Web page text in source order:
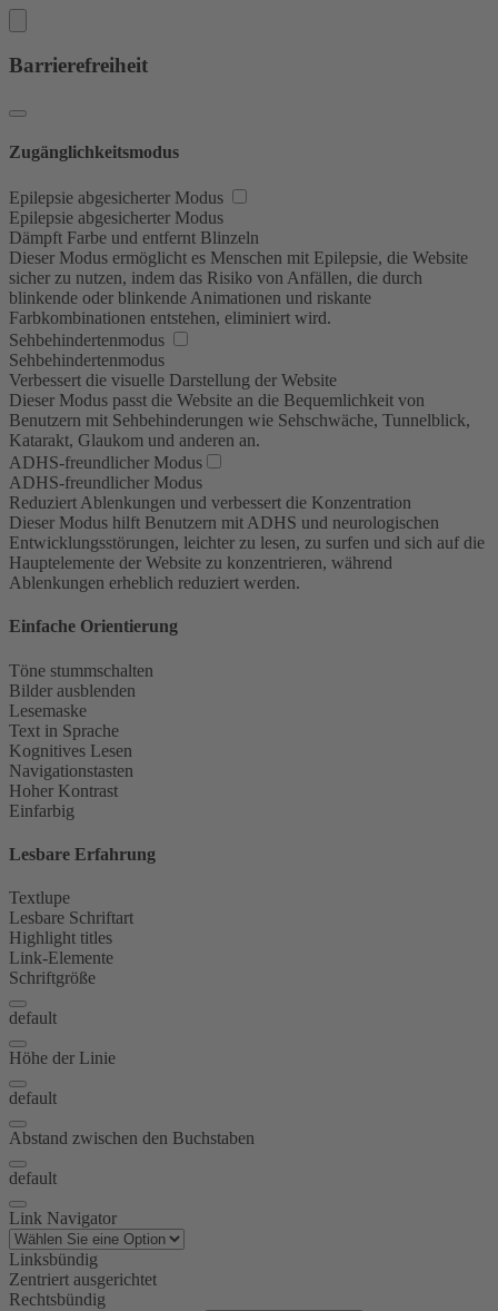
Barrierefreiheit
Zugänglichkeitsmodus
Epilepsie abgesicherter Modus
Epilepsie abgesicherter Modus
Dämpft Farbe und entfernt Blinzeln
Dieser Modus ermöglicht es Menschen mit Epilepsie, die Website
sicher zu nutzen, indem das Risiko von Anfällen, die durch
blinkende oder blinkende Animationen und riskante
Farbkombinationen entstehen, eliminiert wird.
Sehbehindertenmodus
Sehbehindertenmodus
Verbessert die visuelle Darstellung der Website
Dieser Modus passt die Website an die Bequemlichkeit von
Benutzern mit Sehbehinderungen wie Sehschwäche, Tunnelblick,
Katarakt, Glaukom und anderen an.
ADHS-freundlicher Modus
ADHS-freundlicher Modus
Reduziert Ablenkungen und verbessert die Konzentration
Dieser Modus hilft Benutzern mit ADHS und neurologischen
Entwicklungsstörungen, leichter zu lesen, zu surfen und sich auf die
Hauptelemente der Website zu konzentrieren, während
Ablenkungen erheblich reduziert werden.
Einfache Orientierung
Töne stummschalten
Bilder ausblenden
Lesemaske
Text in Sprache
Kognitives Lesen
Navigationstasten
Hoher Kontrast
Einfarbig
Lesbare Erfahrung
Textlupe
Lesbare Schriftart
Highlight titles
Link-Elemente
Schriftgröße
default
Höhe der Linie
default
Abstand zwischen den Buchstaben
default
Link Navigator
Linksbündig
Zentriert ausgerichtet
Rechtsbündig